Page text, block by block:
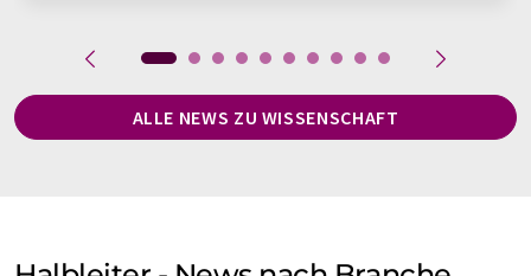
ALLE NEWS ZU WISSENSCHAFT